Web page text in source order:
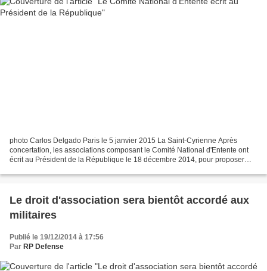
photo Carlos Delgado Paris le 5 janvier 2015 La Saint-Cyrienne Après
concertation, les associations composant le Comité National d'Entente ont
écrit au Président de la République le 18 décembre 2014, pour proposer
Le droit d'association sera bientôt accordé aux
militaires
Publié le 19/12/2014 à 17:56
Par RP Defense